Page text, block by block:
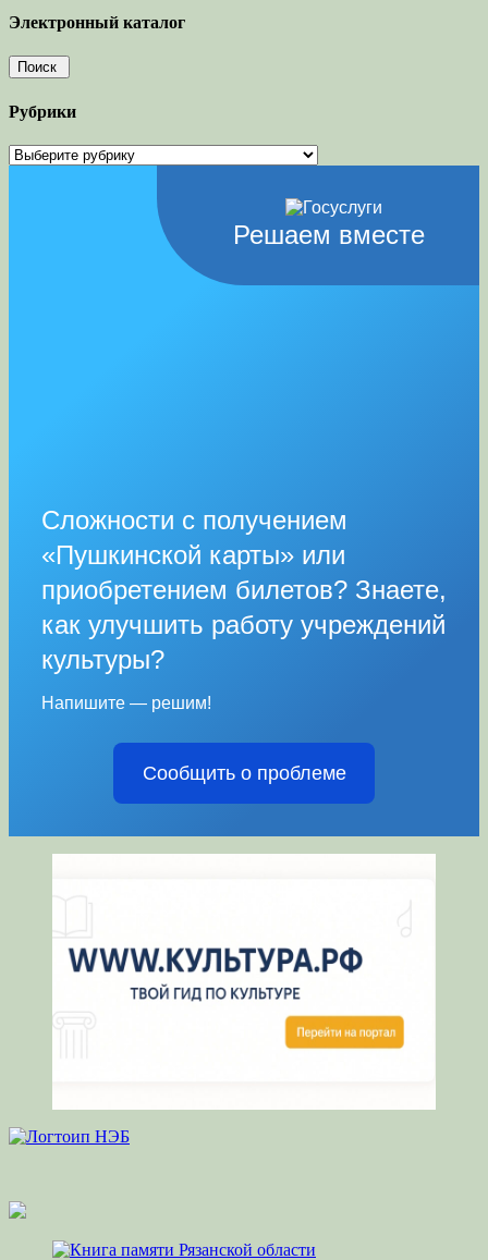
Электронный каталог
Рубрики
Рубрики
Решаем вместе
Сложности с получением
«Пушкинской карты» или
приобретением билетов? Знаете,
как улучшить работу учреждений
культуры?
Напишите — решим!
Сообщить о проблеме